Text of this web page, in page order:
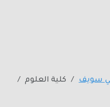
سويف كلية العلوم